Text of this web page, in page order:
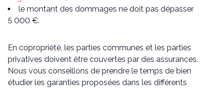
le montant des dommages ne doit pas dépasser
5 000 €.
En copropriété, les parties communes et les parties
privatives doivent être couvertes par des assurances.
Nous vous conseillons de prendre le temps de bien
étudier les garanties proposées dans les différents